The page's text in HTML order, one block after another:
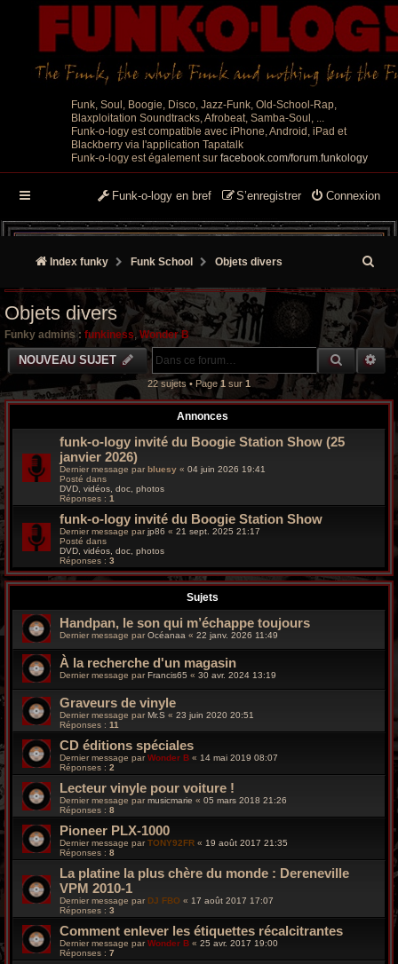
Funk, Soul, Boogie, Disco, Jazz-Funk, Old-School-Rap,
Blaxploitation Soundtracks, Afrobeat, Samba-Soul, ...
Funk-o-logy est compatible avec iPhone, Android, iPad et
Blackberry via l'application Tapatalk
Funk-o-logy est également sur facebook.com/forum.funkology
Connexion
S’enregistrer
Funk-o-logy en bref
Index funky Funk School Objets divers
e
h
r
c
o
Objets divers
Funky admins : funkiness, Wonder B
NOUVEAU SUJET
22 sujets • Page 1 sur 1
Annonces
funk-o-logy invité du Boogie Station Show (25
janvier 2026)
Dernier message par bluesy « 04 juin 2026 19:41
Posté dans
DVD, vidéos, doc, photos
Réponses : 1
funk-o-logy invité du Boogie Station Show
Dernier message parjp86 « 21 sept. 2025 21:17
Posté dans
DVD, vidéos, doc, photos
Réponses : 3
Sujets
Handpan, le son qui m’échappe toujours
Dernier message par Océanaa « 22 janv. 2026 11:49
À la recherche d'un magasin
Dernier message parFrancis65 « 30 avr. 2024 13:19
Graveurs de vinyle
Dernier message par Mr.S « 23 juin 2020 20:51
Réponses : 11
CD éditions spéciales
Dernier message parWonder B « 14 mai 2019 08:07
Réponses : 2
Lecteur vinyle pour voiture !
Dernier message par musicmarie « 05 mars 2018 21:26
Réponses : 8
Pioneer PLX-1000
Dernier message parTONY92FR « 19 août 2017 21:35
Réponses : 8
La platine la plus chère du monde : Dereneville
VPM 2010-1
Dernier message par DJ FBO « 17 août 2017 17:07
Réponses : 3
Comment enlever les étiquettes récalcitrantes
Dernier message parWonder B « 25 avr. 2017 19:00
Réponses : 7